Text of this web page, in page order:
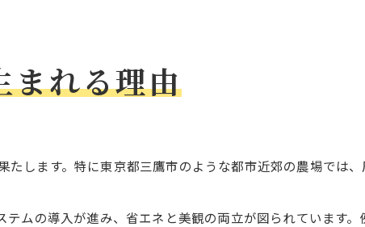
まれる理由
します。特に東京都三鷹市のような都市近郊の農場では
ムの導入が進み、省エネと美観の両立が図られています。